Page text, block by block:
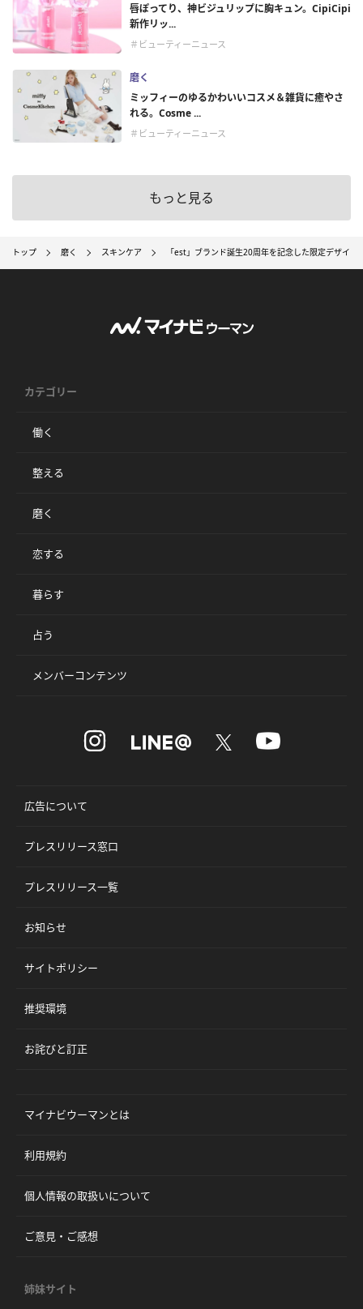
唇ぽってり、神ビジュリップに胸キュン。CipiCipi
新作リッ...
＃ビューティーニュース
磨く
ミッフィーのゆるかわいいコスメ＆雑貨に癒やさ
れる。Cosme ...
＃ビューティーニュース
もっと見る
トップ 磨く スキンケア 「est」ブランド誕生20周年を記念した限定デザイン
カテゴリー
働く
整える
磨く
恋する
暮らす
占う
メンバーコンテンツ
広告について
プレスリリース窓口
プレスリリース一覧
お知らせ
サイトポリシー
推奨環境
お詫びと訂正
マイナビウーマンとは
利用規約
個人情報の取扱いについて
ご意見・ご感想
姉妹サイト